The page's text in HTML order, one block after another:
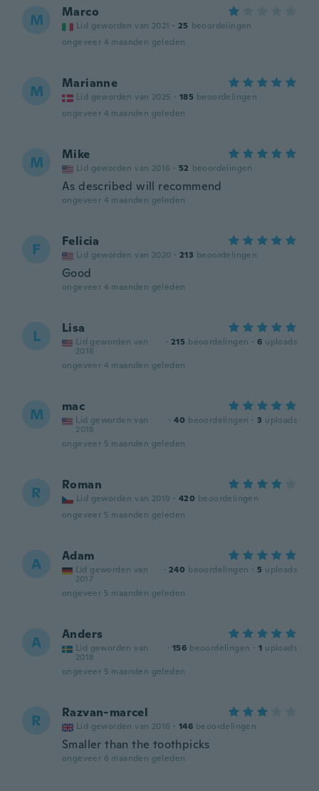
M Marco
Lid geworden van 2021 · 25 beoordelingen
ongeveer 4 maanden geleden
M Marianne
Lid geworden van 2025 · 185 beoordelingen
ongeveer 4 maanden geleden
M Mike
Lid geworden van 2016 · 52 beoordelingen
As described will recommend
ongeveer 4 maanden geleden
F Felicia
Lid geworden van 2020 · 213 beoordelingen
Good
ongeveer 4 maanden geleden
L Lisa
Lid geworden van
2018
· 215 beoordelingen · 6 uploads
ongeveer 4 maanden geleden
M mac
Lid geworden van
2018
· 40 beoordelingen · 3 uploads
ongeveer 5 maanden geleden
R Roman
Lid geworden van 2019 · 420 beoordelingen
ongeveer 5 maanden geleden
A Adam
Lid geworden van
2017
· 240 beoordelingen · 5 uploads
ongeveer 5 maanden geleden
A Anders
Lid geworden van
2018
· 156 beoordelingen · 1 uploads
ongeveer 5 maanden geleden
R Razvan-marcel
Lid geworden van 2016 · 146 beoordelingen
Smaller than the toothpicks
ongeveer 6 maanden geleden